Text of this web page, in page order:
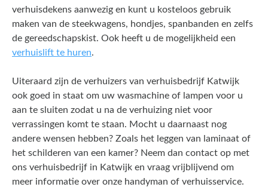
verhuisdekens aanwezig en kunt u kosteloos gebruik
maken van de steekwagens, hondjes, spanbanden en zelfs
de gereedschapskist. Ook heeft u de mogelijkheid een
verhuislift te huren.
Uiteraard zijn de verhuizers van verhuisbedrijf Katwijk
ook goed in staat om uw wasmachine of lampen voor u
aan te sluiten zodat u na de verhuizing niet voor
verrassingen komt te staan. Mocht u daarnaast nog
andere wensen hebben? Zoals het leggen van laminaat of
het schilderen van een kamer? Neem dan contact op met
ons verhuisbedrijf in Katwijk en vraag vrijblijvend om
meer informatie over onze handyman of verhuisservice.